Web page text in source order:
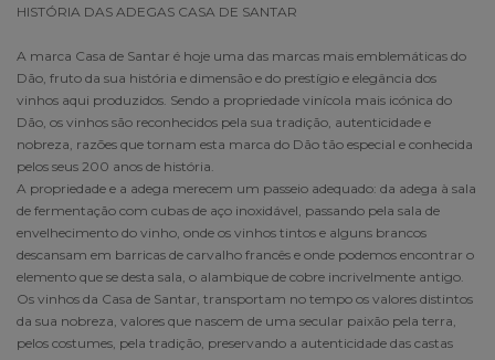
HISTÓRIA DAS ADEGAS CASA DE SANTAR
A marca Casa de Santar é hoje uma das marcas mais emblemáticas do
Dão, fruto da sua história e dimensão e do prestígio e elegância dos
vinhos aqui produzidos. Sendo a propriedade vinícola mais icónica do
Dão, os vinhos são reconhecidos pela sua tradição, autenticidade e
nobreza, razões que tornam esta marca do Dão tão especial e conhecida
pelos seus 200 anos de história.
A propriedade e a adega merecem um passeio adequado: da adega à sala
de fermentação com cubas de aço inoxidável, passando pela sala de
envelhecimento do vinho, onde os vinhos tintos e alguns brancos
descansam em barricas de carvalho francês e onde podemos encontrar o
elemento que se desta sala, o alambique de cobre incrivelmente antigo.
Os vinhos da Casa de Santar, transportam no tempo os valores distintos
da sua nobreza, valores que nascem de uma secular paixão pela terra,
pelos costumes, pela tradição, preservando a autenticidade das castas